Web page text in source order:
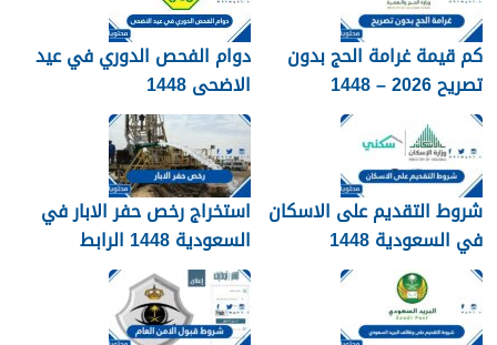
كم قيمة غرامة الحج بدون
تصريح 2026 – 1448
دوام الفحص الدوري في عيد
الاضحى 1448
شروط التقديم على الاسكان
في السعودية 1448
استخراج رخص حفر الابار في
السعودية 1448 الرابط
والشروط بالتفصيل